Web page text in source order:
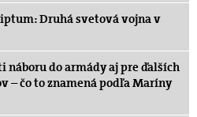
Druhá svetová vojna v
do armády aj pre ďalších
– čo to znamená podľa Maríny